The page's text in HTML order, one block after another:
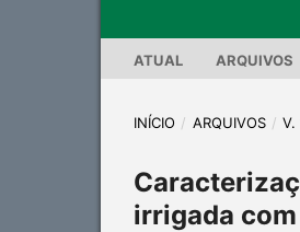
ATUAL ARQUIVOS
INÍCIO / ARQUIVOS / V.
irrigada